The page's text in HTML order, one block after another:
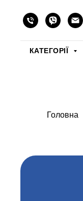
КАТЕГОРІЇ
Головна